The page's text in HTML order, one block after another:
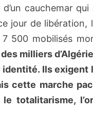
cauchemar
jour de libération,
500 mobilisés
milliers
Ils exigent
cette marche
totalitarisme,